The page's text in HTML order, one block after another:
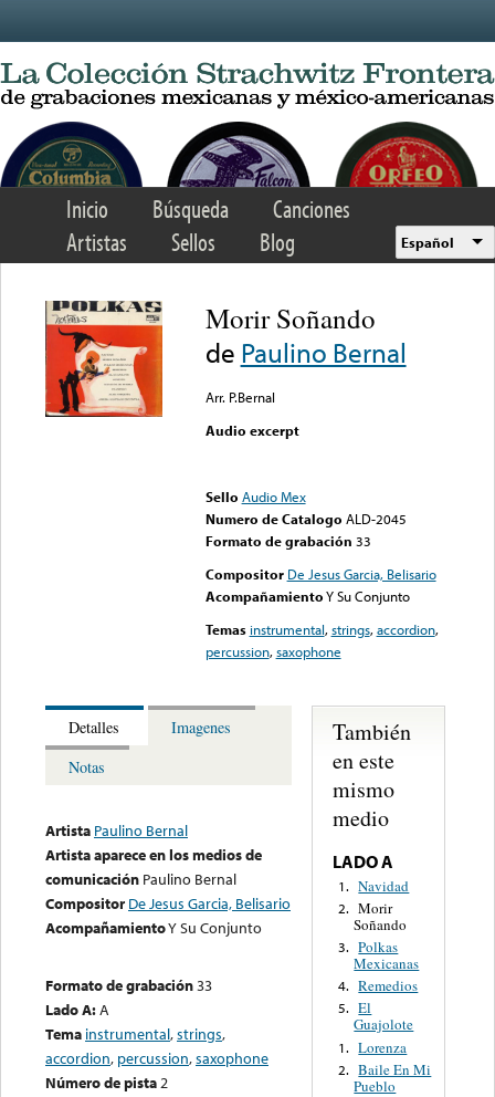
Inicio Búsqueda
Canciones
Artistas
Sellos Blog Español
Morir Soñando
de Paulino Bernal
Arr. P.Bernal
Audio excerpt
Sello Audio Mex
Numero de Catalogo ALD-2045
Formato de grabación 33
Compositor De Jesus Garcia, Belisario
AcompañamientoY Su Conjunto
Temas instrumental,strings,accordion,
percussion,saxophone
Detalles
Imagenes
Notas
Artista Paulino Bernal
Artista aparece en los medios de
comunicación Paulino Bernal
Compositor De Jesus Garcia, Belisario
AcompañamientoY Su Conjunto
Formato de grabación33
Lado A:A
Tema instrumental,strings,
accordion, percussion,saxophone
Número de pista2
También
en este
mismo
medio
LADO A
1. Navidad
2. Morir
Soñando
3. Polkas
Mexicanas
4. Remedios
5. El
Guajolote
1. Lorenza
2. Baile En Mi
Pueblo